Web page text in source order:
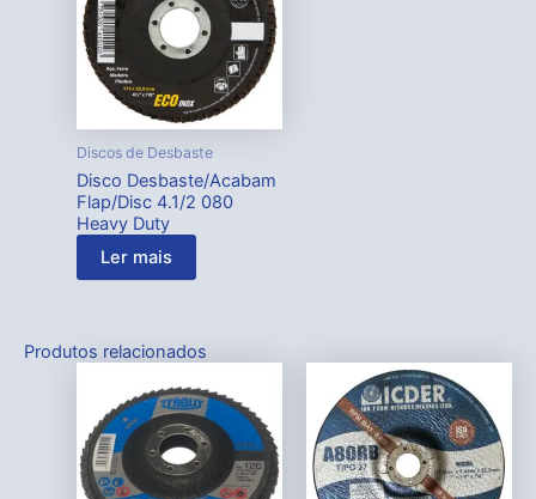
Discos de Desbaste
Disco Desbaste/Acabam
Flap/Disc 4.1/2 080
Heavy Duty
Ler mais
Produtos relacionados